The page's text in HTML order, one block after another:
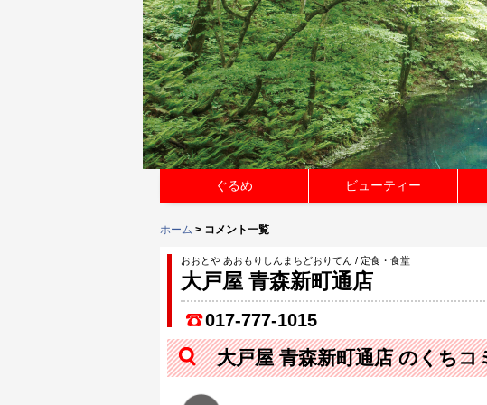
ぐるめ ビューティー
ホーム > コメント一覧
おおとや あおもりしんまちどおりてん / 定食・食堂
大戸屋 青森新町通店
017-777-1015
大戸屋 青森新町通店 のくちコ